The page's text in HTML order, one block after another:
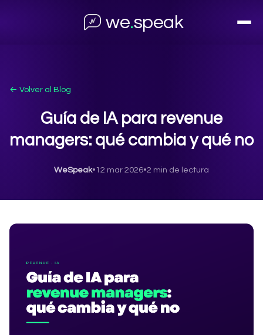
we.speak
← Volver al Blog
Guía de IA para revenue
managers: qué cambia y qué no
WeSpeak• 12 mar 2026•2 min de lectura